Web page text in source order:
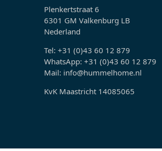
Plenkertstraat 6
6301 GM Valkenburg LB
Nederland
Tel: +31 (0)43 60 12 879
WhatsApp: +31 (0)43 60 12 879
Mail: info@hummelhome.nl
KvK Maastricht 14085065